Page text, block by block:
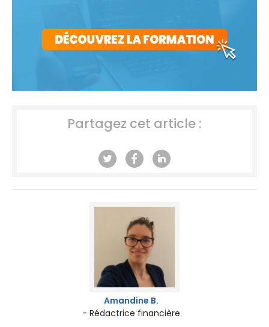
Partagez cet article :
Amandine B.
- Rédactrice financière